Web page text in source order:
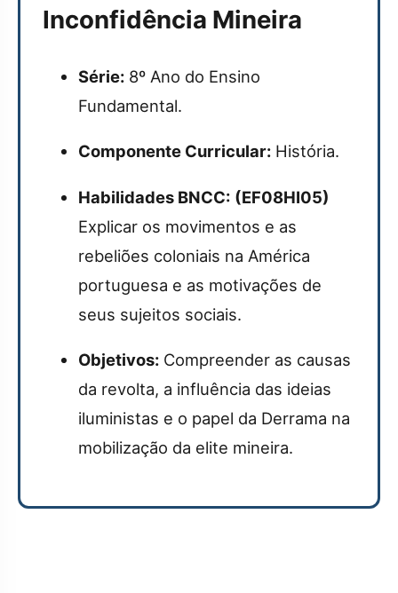
Inconfidência Mineira
Série: 8º Ano do Ensino
Fundamental.
Componente Curricular: História.
Habilidades BNCC: (EF08HI05)
Explicar os movimentos e as
rebeliões coloniais na América
portuguesa e as motivações de
seus sujeitos sociais.
Objetivos: Compreender as causas
da revolta, a influência das ideias
iluministas e o papel da Derrama na
mobilização da elite mineira.